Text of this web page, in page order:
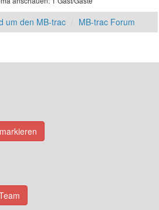
um den MB-trac MB-trac Forum